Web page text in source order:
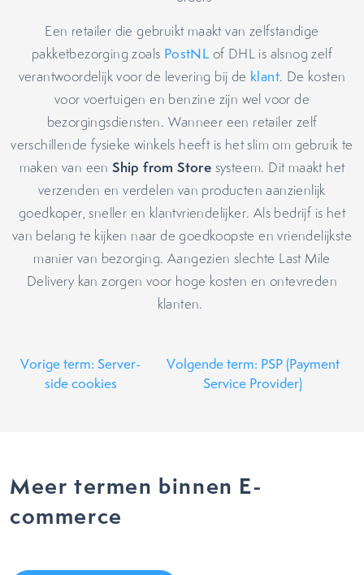
Een retailer die gebruikt maakt van zelfstandige
pakketbezorging zoals PostNLof DHL is alsnog zelf
verantwoordelijk voor de levering bij de klant. De kosten
voor voertuigen en benzine zijn wel voor de
bezorgingsdiensten. Wanneer een retailer zelf
verschillende fysieke winkels heeft is het slim om gebruik te
maken van eenShip from Store systeem. Dit maakt het
verzenden en verdelen van producten aanzienlijk
goedkoper, sneller en klantvriendelijker. Als bedrijf is het
van belang te kijken naar de goedkoopste en vriendelijkste
manier van bezorging. Aangezien slechte Last Mile
Delivery kan zorgen voor hoge kosten en ontevreden
klanten.
Vorige term: Server-
side cookies
Volgende term: PSP (Payment
Service Provider)
Meer termen binnen E-
commerce